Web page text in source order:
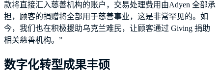
款将直接汇入慈善机构的账户，交易处理费用由Adyen 全部承
担，顾客的捐赠将全部用于慈善事业，这是非常罕见的。如
今，我们也在积极援助乌克兰难民，让顾客通过 Giving 捐助
相关慈善机构。”
数字化转型成果丰硕